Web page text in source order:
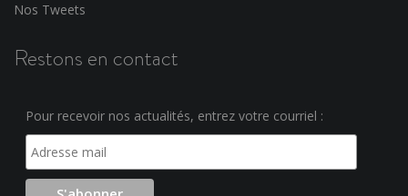
Nos Tweets
Restons en contact
Pour recevoir nos actualités, entrez votre courriel :